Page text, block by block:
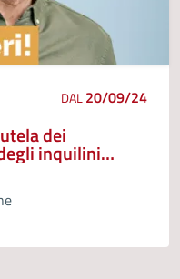
DAL20/09/24
dei
inquilini